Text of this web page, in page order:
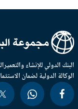
الدولي للإنشاء والتعمير
الدولية لضمان الاستثمار